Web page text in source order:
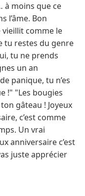
à moins que ce
l’âme. Bon
vieillit comme le
tu restes du genre
tu ne prends
un an
panique, tu n’es
!" "Les bougies
gâteau ! Joyeux
c’est comme
Un vrai
anniversaire c’est
juste apprécier